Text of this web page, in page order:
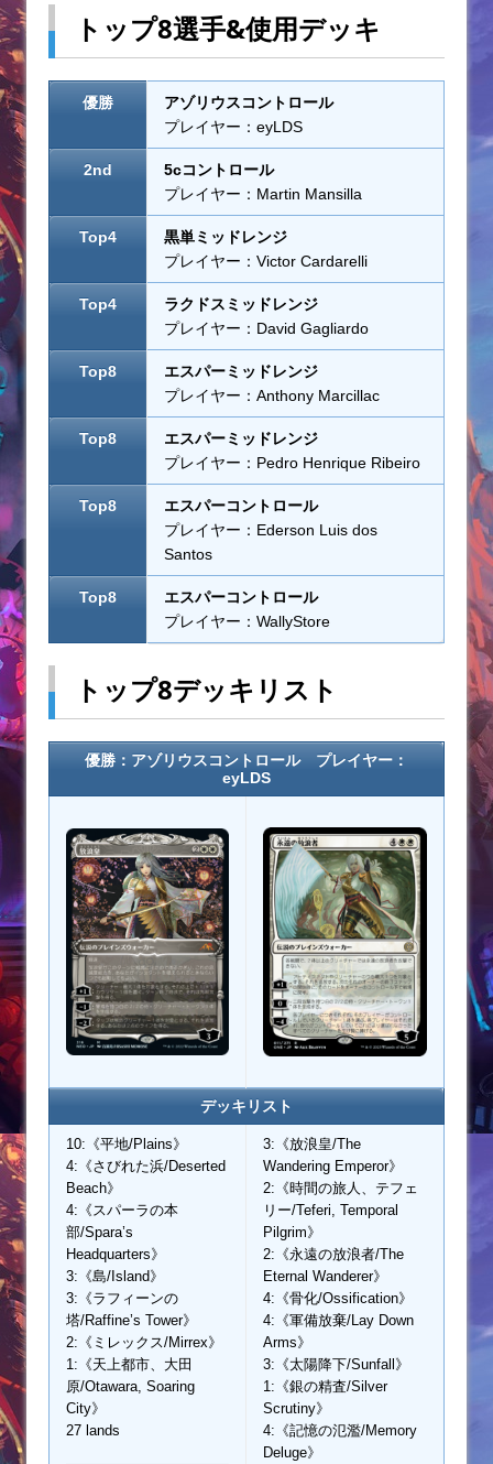
トップ8選手&使用デッキ
優勝
アゾリウスコントロール
プレイヤー：eyLDS
2nd
5cコントロール
プレイヤー：Martin Mansilla
Top4
黒単ミッドレンジ
プレイヤー：Victor Cardarelli
Top4
ラクドスミッドレンジ
プレイヤー：David Gagliardo
Top8
エスパーミッドレンジ
プレイヤー：Anthony Marcillac
Top8
エスパーミッドレンジ
プレイヤー：Pedro Henrique Ribeiro
Top8
エスパーコントロール
プレイヤー：Ederson Luis dos
Santos
Top8
エスパーコントロール
プレイヤー：WallyStore
トップ8デッキリスト
優勝：アゾリウスコントロール プレイヤー：
eyLDS
デッキリスト
10:《平地/Plains》
4:《さびれた浜/Deserted
Beach》
4:《スパーラの本
部/Spara’s
Headquarters》
3:《島/Island》
3:《ラフィーンの
塔/Raffine’s Tower》
2:《ミレックス/Mirrex》
1:《天上都市、大田
原/Otawara, Soaring
City》
27 lands
3:《放浪皇/The
Wandering Emperor》
2:《時間の旅人、テフェ
リー/Teferi, Temporal
Pilgrim》
2:《永遠の放浪者/The
Eternal Wanderer》
4:《骨化/Ossification》
4:《軍備放棄/Lay Down
Arms》
3:《太陽降下/Sunfall》
1:《銀の精査/Silver
Scrutiny》
4:《記憶の氾濫/Memory
Deluge》